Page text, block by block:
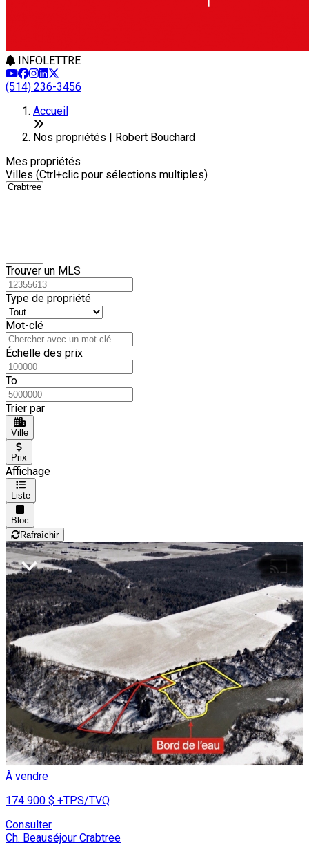
INFOLETTRE
(514) 236-3456
+
−
Accueil
Nos propriétés | Robert Bouchard
Mes propriétés
Villes (Ctrl+clic pour sélections multiples)
Trouver un MLS
Type de propriété
Mot-clé
Échelle des prix
To
Trier par
Ville
Prix
Affichage
Liste
Bloc
Rafraîchir
À vendre
174 900 $ +TPS/TVQ
Consulter
Ch. Beauséjour Crabtree